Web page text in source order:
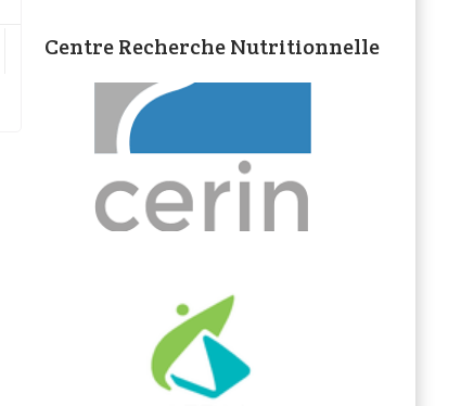
Centre Recherche Nutritionnelle